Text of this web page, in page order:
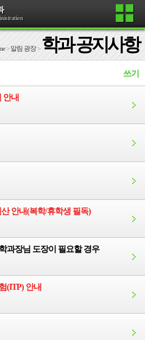
> 알림 광장> 학과 공지사항
쓰기
안내
안내(복학/휴학생 필독)
과장님 도장이 필요할 경우
(ITP) 안내